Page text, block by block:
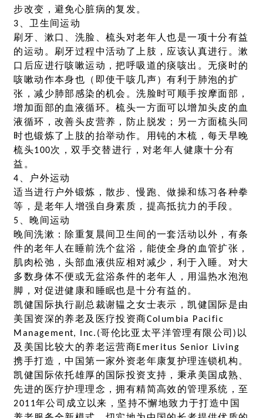
步改变，避免心脏病的复发。
3、卫生间运动
刷牙、漱口、洗脸、梳头对老年人也是一项十分有益
的运动。刷牙过程中活动了上肢，应该认真进行。漱
口后应进行咳嗽运动，把呼吸道的痰咳出。无痰时的
咳嗽动作本身也（即使干咳几声）有利于肺泡的扩
张，减少肺部感染的机会。洗脸时可顺手按摩面部，
增加面部的血液循环。梳头一方面可以增加头皮的血
液循环，改善头皮营养，防止脱发；另一方面梳头同
时也锻炼了上肢的抬举动作。用钝的木梳，每天早晚
梳头100次，双手交替进行，对老年人健康十分有
益。
4、户外运动
适当进行户外锻炼，散步、慢跑、做操和练习各种拳
等，是老年人增强自身素质，提高抵抗力的手段。
5、晚间运动
晚间洗漱：除重复晨间卫生间的一套活动以外，有条
件的老年人在睡前洗个盆浴，能使全身的血管扩张，
肌肉松弛，头部血液供应相对减少，利于入睡。对大
多数身体不便或无盆浴条件的老年人，用温热水泡泡
脚，对促进健康和睡眠也是十分有益的。
凯健国际执行副总裁谢韫之女士表示，凯健国际是由
美国资深的养老及医疗投资商Columbia Pacific
Management, Inc.(哥伦比亚太平洋管理有限公司)以
及美国比较大的养老运营商Emeritus Senior Living
携手打造，中国第一家外资老年康复护理连锁机构。
凯健国际依托雄厚的国际投资支持，秉承美国成熟、
先进的医疗护理理念，拥有精简高效的管理系统，至
2011年公司成立以来，坚持不懈地致力于打造中国